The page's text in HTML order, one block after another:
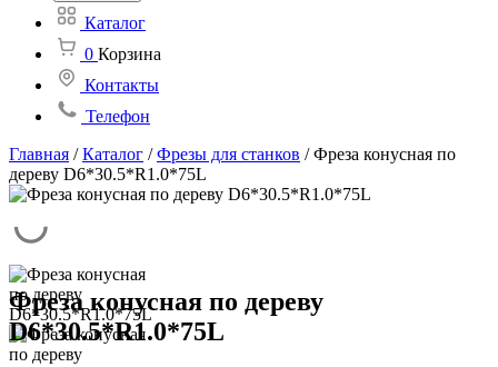
Каталог
0 Корзина
Контакты
Телефон
Главная /Каталог /Фрезы для станков /Фреза конусная по
дереву D6*30.5*R1.0*75L
Фреза конусная по дереву
D6*30.5*R1.0*75L